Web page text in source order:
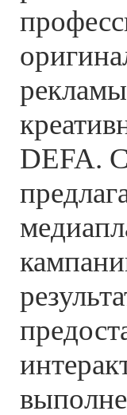
DEFA.